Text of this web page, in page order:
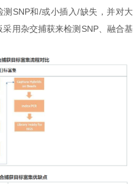
SNP和/或小插入/缺失，并对大
用杂交捕获来检测SNP、融合基